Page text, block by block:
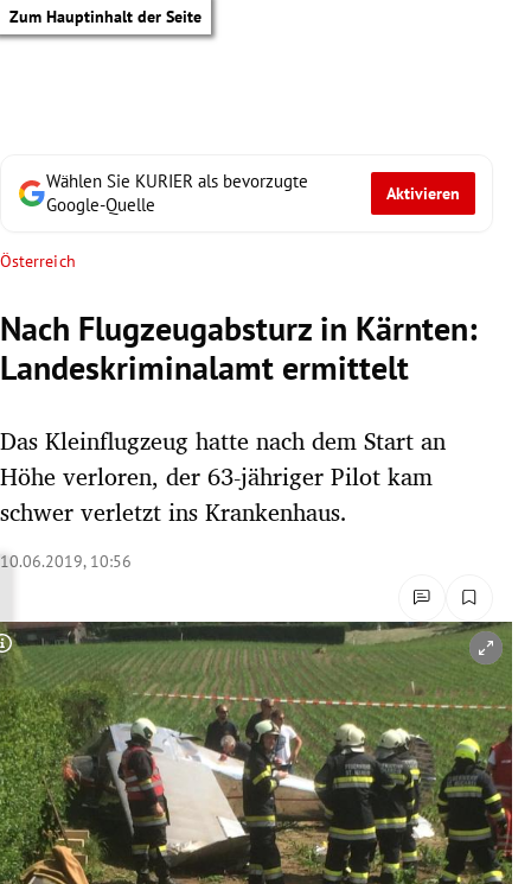
Zum Hauptinhalt der Seite
Untermenü
Untermenü
Untermenü
Untermenü
Untermenü
Untermenü
Wählen Sie KURIER als bevorzugte
Google-Quelle
Aktivieren
Österreich
Nach Flugzeugabsturz in Kärnten:
Landeskriminalamt ermittelt
Das Kleinflugzeug hatte nach dem Start an
Höhe verloren, der 63-jähriger Pilot kam
schwer verletzt ins Krankenhaus.
10.06.2019, 10:56
Copyright-Hinweis öffnen/schließen